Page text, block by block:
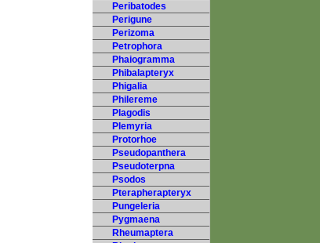
Peribatodes
Perigune
Perizoma
Petrophora
Phaiogramma
Phibalapteryx
Phigalia
Philereme
Plagodis
Plemyria
Protorhoe
Pseudopanthera
Pseudoterpna
Psodos
Pterapherapteryx
Pungeleria
Pygmaena
Rheumaptera